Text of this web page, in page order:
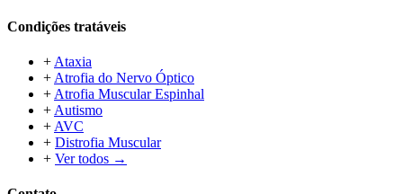
Condições tratáveis
+ Ataxia
+ Atrofia do Nervo Óptico
+ Atrofia Muscular Espinhal
+ Autismo
+ AVC
+ Distrofia Muscular
+ Ver todos →